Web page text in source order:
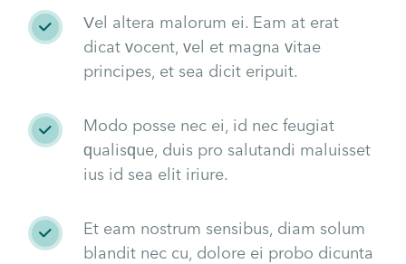
Vel altera malorum ei. Eam at erat
dicat vocent, vel et magna vitae
principes, et sea dicit eripuit.
Modo posse nec ei, id nec feugiat
qualisque, duis pro salutandi maluisset
ius id sea elit iriure.
Et eam nostrum sensibus, diam solum
blandit nec cu, dolore ei probo dicunta